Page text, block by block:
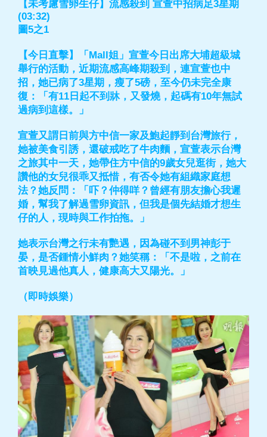
【未考慮雪卵生仔】流感殺到 宣萱中招病足3星期
(03:32)
圖5之1
【今日直擊】「Mall姐」宣萱今日出席大埔超級城
舉行的活動，近期流感高峰期殺到，連宣萱也中
招，她已病了3星期，瘦了5磅，至今仍未完全康
復：「有11日起不到牀，又發燒，起碼有10年無試
過病到這樣。」
宣萱又謂日前與方中信一家及鮑起靜到台灣旅行，
她被美食引誘，還破戒吃了牛肉麵，宣萱表示台灣
之旅其中一天，她帶住方中信的9歲女兒逛街，她大
讚他的女兒很乖又抵惜，有否令她有組織家庭想
法？她反問：「吓？仲得咩？曾經有朋友擔心我遲
婚，幫我了解過雪卵資訊，但我是個先結婚才想生
仔的人，現時與工作拍拖。」
她表示台灣之行未有艷遇，因為碰不到男神彭于
晏，是否鍾情小鮮肉？她笑稱：「不是啦，之前在
首映見過他真人，健康高大又陽光。」
（即時娛樂）